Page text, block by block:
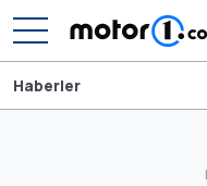
Haberler